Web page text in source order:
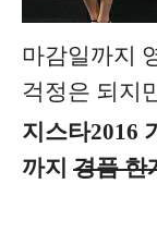
마감일까지
걱정은 되지
지스타2016
까지 경품 한